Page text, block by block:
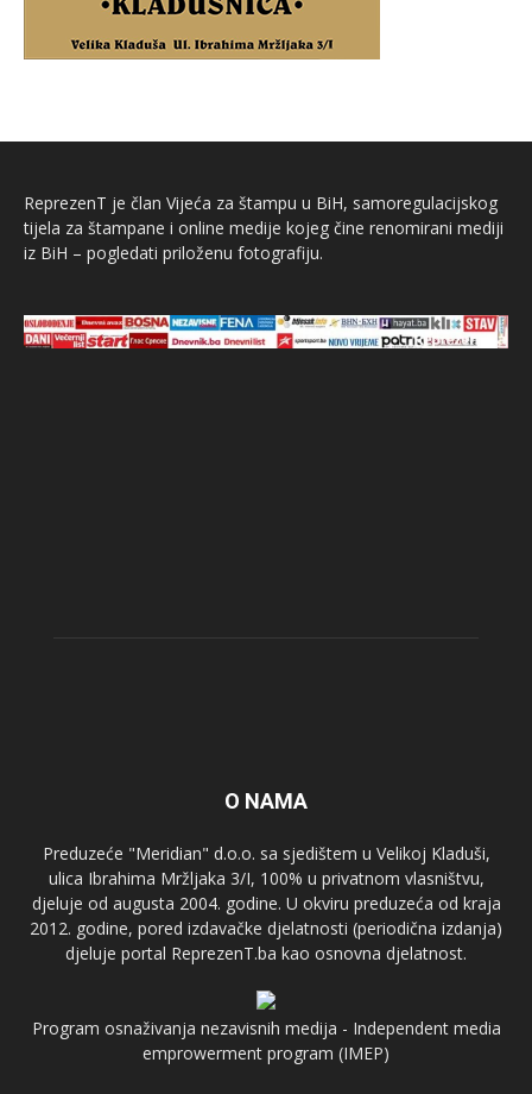
ReprezenT je član Vijeća za štampu u BiH, samoregulacijskog
tijela za štampane i online medije kojeg čine renomirani mediji
iz BiH – pogledati priloženu fotografiju.
O NAMA
Preduzeće "Meridian" d.o.o. sa sjedištem u Velikoj Kladuši,
ulica Ibrahima Mržljaka 3/I, 100% u privatnom vlasništvu,
djeluje od augusta 2004. godine. U okviru preduzeća od kraja
2012. godine, pored izdavačke djelatnosti (periodična izdanja)
djeluje portal ReprezenT.ba kao osnovna djelatnost.
Program osnaživanja nezavisnih medija - Independent media
emprowerment program (IMEP)